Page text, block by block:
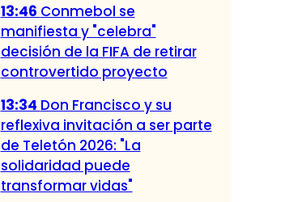
13:46 Conmebol se
manifiesta y "celebra"
decisión de la FIFA de retirar
controvertido proyecto
13:34 Don Francisco y su
reflexiva invitación a ser parte
de Teletón 2026: "La
solidaridad puede
transformar vidas"